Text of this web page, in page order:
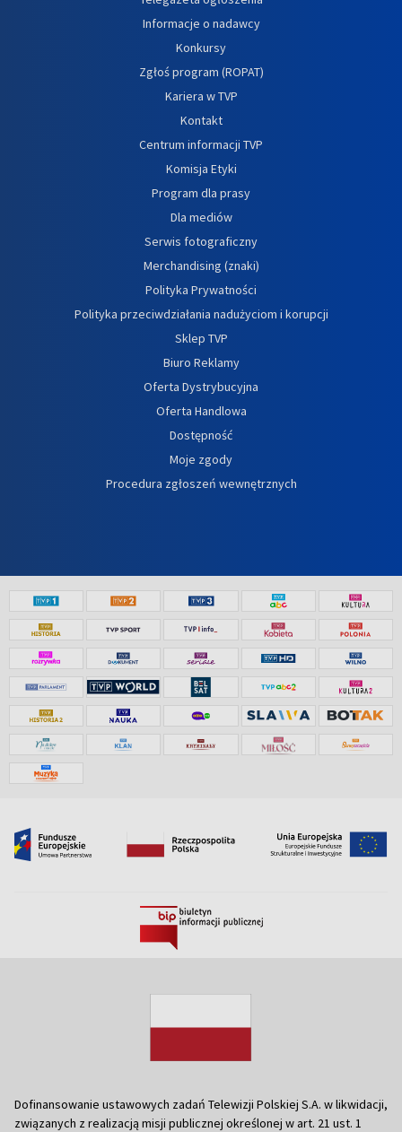
Informacje o nadawcy
Konkursy
Zgłoś program (ROPAT)
Kariera w TVP
Kontakt
Centrum informacji TVP
Komisja Etyki
Program dla prasy
Dla mediów
Serwis fotograficzny
Merchandising (znaki)
Polityka Prywatności
Polityka przeciwdziałania nadużyciom i korupcji
Sklep TVP
Biuro Reklamy
Oferta Dystrybucyjna
Oferta Handlowa
Dostępność
Moje zgody
Procedura zgłoszeń wewnętrznych
Dofinansowanie ustawowych zadań Telewizji Polskiej S.A. w likwidacji,
związanych z realizacją misji publicznej określonej w art. 21 ust. 1